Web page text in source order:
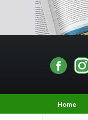
Home